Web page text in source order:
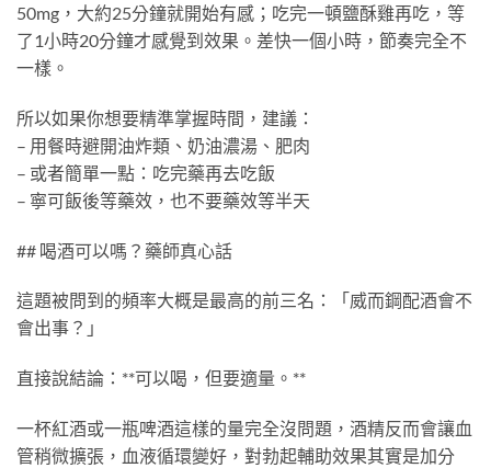
50mg，大約25分鐘就開始有感；吃完一頓鹽酥雞再吃，等
了1小時20分鐘才感覺到效果。差快一個小時，節奏完全不
一樣。
所以如果你想要精準掌握時間，建議：
– 用餐時避開油炸類、奶油濃湯、肥肉
– 或者簡單一點：吃完藥再去吃飯
– 寧可飯後等藥效，也不要藥效等半天
## 喝酒可以嗎？藥師真心話
這題被問到的頻率大概是最高的前三名：「威而鋼配酒會不
會出事？」
直接說結論：**可以喝，但要適量。**
一杯紅酒或一瓶啤酒這樣的量完全沒問題，酒精反而會讓血
管稍微擴張，血液循環變好，對勃起輔助效果其實是加分